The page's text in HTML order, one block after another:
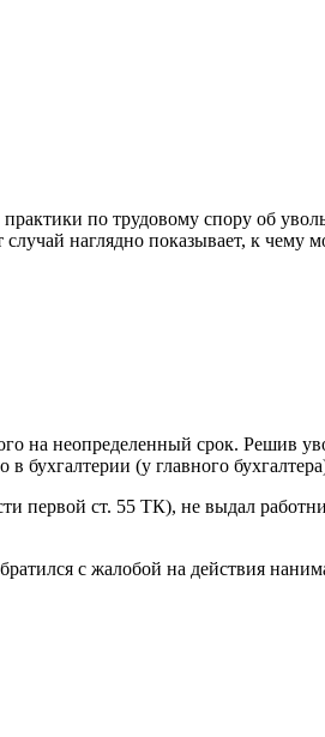
по трудовому спору об
наглядно показывает, к чему
на неопределенный срок. Решив
бухгалтерии (у главного
первой ст. 55 ТК), не выдал
с жалобой на действия